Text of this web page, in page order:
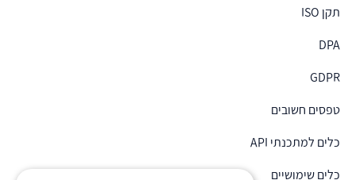
תקן ISO
DPA
GDPR
טפסים חשובים
כלים למתכנתי API
כלים שימושיים